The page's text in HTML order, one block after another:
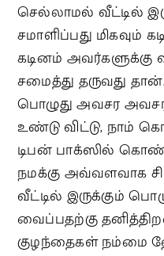
செல்லாமல் வீட்டில்
சமாளிப்பது
கடினம்
சமைத்து தருவது
பொழுது அவசர
உண்டு விட்டு, நாம்
டிபன் பாக்ஸில்
நமக்கு அவ்வளவாக
வீட்டில் இருக்கும்
வைப்பதற்கு
குழந்தைகள் நம்மை